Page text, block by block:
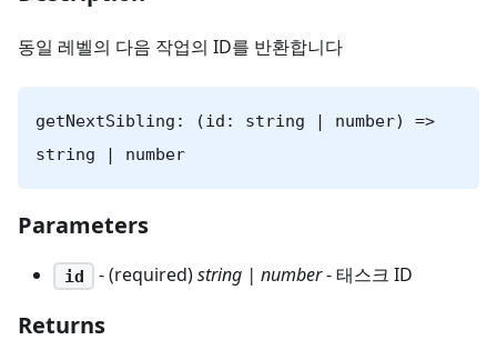
동일 레벨의 다음 작업의 ID를 반환합니다
getNextSibling: (id: string | number) =>
string | number
Parameters
id - (required)string | number- 태스크 ID
Returns